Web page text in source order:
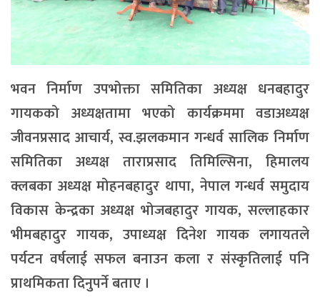
भवन निर्माण उपभोक्ता समितिका अध्यक्ष धनबहादुर
गायकको अध्यक्षतामा भएको कार्यक्रममा वडाअध्यक्ष
जीवनप्रसाद आचार्य, स्व.झलकमान गन्धर्व सालिक निर्माण
समितिका अध्यक्ष ताराप्रसाद तिमिल्सिना, हिमालय
क्लबका अध्यक्ष मोहनबहादुर थापा, नेपाल गन्धर्व समुदाय
विकास केन्द्रका अध्यक्ष भोजबहादुर गायक, सल्लाहकार
भीमबहादुर गायक, उपाध्यक्ष दिनेश गायक लगायतले
पर्यटन वर्षलाई सफल बनाउन कला र संस्कृतिलाई पनि
प्राथमिकता दिनुपर्ने बताए ।